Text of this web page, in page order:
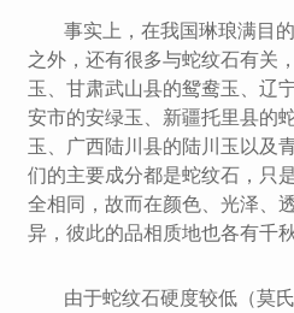
事实上，在我国琳琅满目
之外，还有很多与蛇纹石有关
玉、甘肃武山县的鸳鸯玉、辽
安市的安绿玉、新疆托里县的
玉、广西陆川县的陆川玉以及
们的主要成分都是蛇纹石，只
全相同，故而在颜色、光泽、
异，彼此的品相质地也各有千秋
由于蛇纹石硬度较低（莫